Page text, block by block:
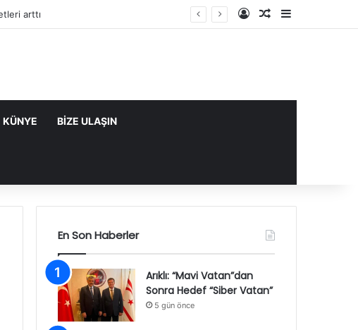
Kayıt OlRastgele Makale
Kenar
KÜNYE BİZE ULAŞIN
En Son Haberler
Arıklı: “Mavi Vatan”dan
Sonra Hedef “Siber Vatan”
5 gün önce